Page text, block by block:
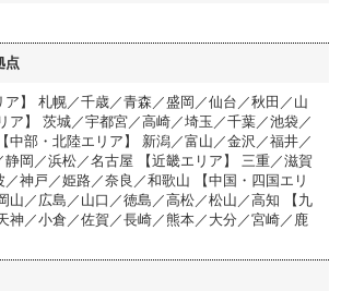
点
ア】 札幌／千歳／青森／盛岡／仙台／秋田／山
ア】 茨城／宇都宮／高崎／埼玉／千葉／池袋／
中部・北陸エリア】 新潟／富山／金沢／福井／
静岡／浜松／名古屋 【近畿エリア】 三重／滋賀
／神戸／姫路／奈良／和歌山 【中国・四国エリ
山／広島／山口／徳島／高松／松山／高知 【九
神／小倉／佐賀／長崎／熊本／大分／宮崎／鹿